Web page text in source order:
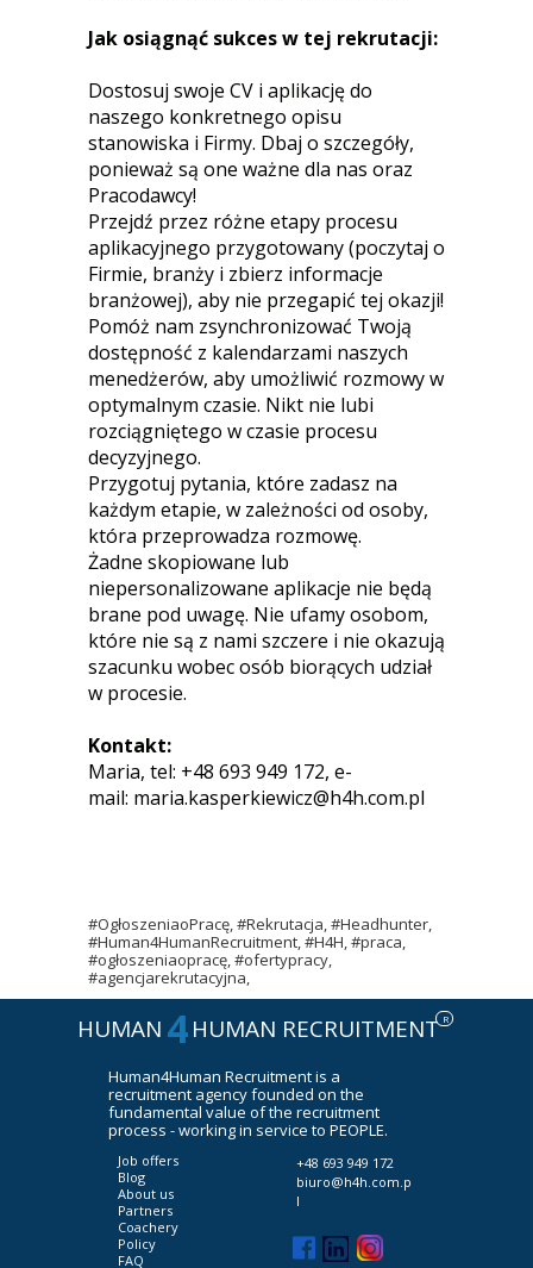
R
HUMAN RECRUITMENT
4
Human4Human Recruitment is a
recruitment agency founded on the
fundamental value of the recruitment
process - working in service to PEOPLE.
HUMAN
Job offers
Blog
About us
Partners
Coachery
Policy
FAQ
+48 693 949 172
biuro@h4h.com.p
l
Jak osiągnąć sukces w tej rekrutacji:
Dostosuj swoje CV i aplikację do
naszego konkretnego opisu
stanowiska i Firmy. Dbaj o szczegóły,
ponieważ są one ważne dla nas oraz
Pracodawcy!
Przejdź przez różne etapy procesu
aplikacyjnego przygotowany (poczytaj o
Firmie, branży i zbierz informacje
branżowej), aby nie przegapić tej okazji!
Pomóż nam zsynchronizować Twoją
dostępność z kalendarzami naszych
menedżerów, aby umożliwić rozmowy w
optymalnym czasie. Nikt nie lubi
rozciągniętego w czasie procesu
decyzyjnego.
Przygotuj pytania, które zadasz na
każdym etapie, w zależności od osoby,
która przeprowadza rozmowę.
Żadne skopiowane lub
niepersonalizowane aplikacje nie będą
brane pod uwagę. Nie ufamy osobom,
które nie są z nami szczere i nie okazują
szacunku wobec osób biorących udział
w procesie.
Kontakt:
Maria, tel: +48 693 949 172, e-
mail: maria.kasperkiewicz@h4h.com.pl
#OgłoszeniaoPracę, #Rekrutacja, #Headhunter,
#Human4HumanRecruitment, #H4H, #praca,
#ogłoszeniaopracę, #ofertypracy,
#agencjarekrutacyjna,